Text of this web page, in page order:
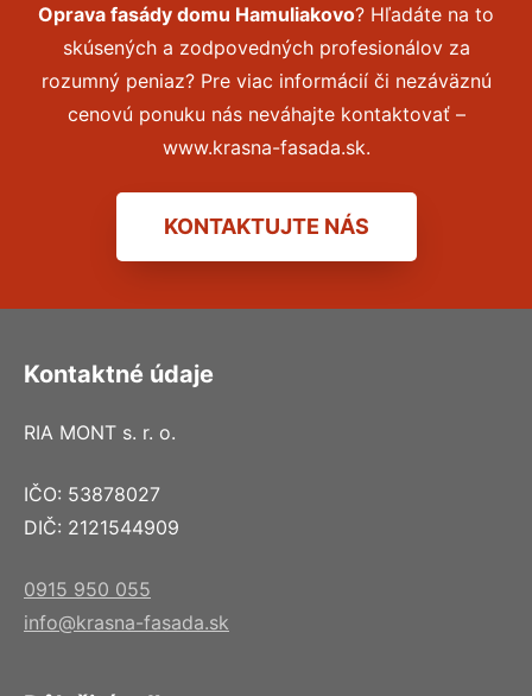
Oprava fasády domu Hamuliakovo? Hľadáte na to
skúsených a zodpovedných profesionálov za
rozumný peniaz? Pre viac informácií či nezáväznú
cenovú ponuku nás neváhajte kontaktovať –
www.krasna-fasada.sk.
KONTAKTUJTE NÁS
Kontaktné údaje
RIA MONT s. r. o.
IČO: 53878027
DIČ: 2121544909
0915 950 055
info@krasna-fasada.sk